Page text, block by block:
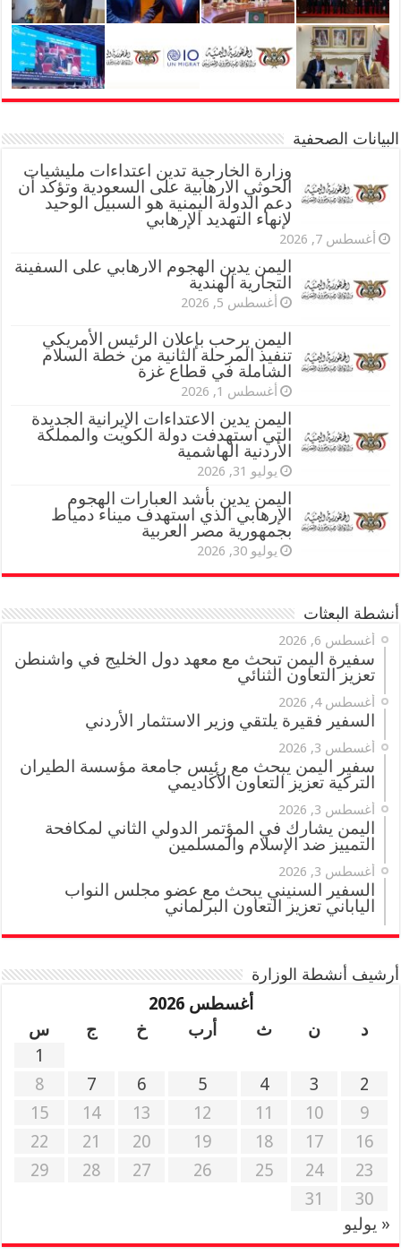
البيانات الصحفية
وزارة الخارجية تدين اعتداءات مليشيات
الحوثي الارهابية على السعودية وتؤكد أن
دعم الدولة اليمنية هو السبيل الوحيد
لإنهاء التهديد الإرهابي
أغسطس 7, 2026
اليمن يدين الهجوم الارهابي على السفينة
التجارية الهندية
أغسطس 5, 2026
اليمن يرحب بإعلان الرئيس الأمريكي
تنفيذ المرحلة الثانية من خطة السلام
الشاملة في قطاع غزة
أغسطس 1, 2026
اليمن يدين الاعتداءات الإيرانية الجديدة
التي استهدفت دولة الكويت والمملكة
الأردنية الهاشمية
يوليو 31, 2026
اليمن يدين بأشد العبارات الهجوم
الإرهابي الذي استهدف ميناء دمياط
بجمهورية مصر العربية
يوليو 30, 2026
أنشطة البعثات
أغسطس 6, 2026
سفيرة اليمن تبحث مع معهد دول الخليج في واشنطن
تعزيز التعاون الثنائي
أغسطس 4, 2026
السفير فقيرة يلتقي وزير الاستثمار الأردني
أغسطس 3, 2026
سفير اليمن يبحث مع رئيس جامعة مؤسسة الطيران
التركية تعزيز التعاون الأكاديمي
أغسطس 3, 2026
اليمن يشارك في المؤتمر الدولي الثاني لمكافحة
التمييز ضد الإسلام والمسلمين
أغسطس 3, 2026
السفير السنيني يبحث مع عضو مجلس النواب
الياباني تعزيز التعاون البرلماني
أرشيف أنشطة الوزارة
أغسطس 2026
د
ن ث أرب خ ج
س
1
2
3
4
5
6
7
8
9
10
11
12
13
14
15
16
17
18
19
20
21
22
23
24
25
26
27
28
29
30
31
« يوليو